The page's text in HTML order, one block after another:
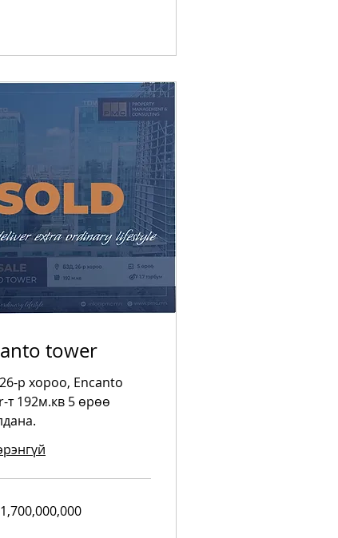
tower
р хороо, Encanto
т 192м.кв 5 өрөө